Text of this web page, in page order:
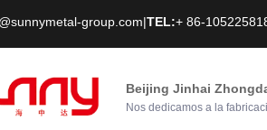
group.com|TEL:+ 86-
Beijing Jinhai
Nos dedicamos a la